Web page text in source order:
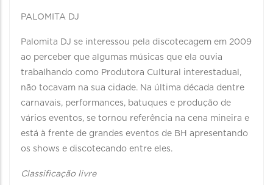
PALOMITA DJ
Palomita DJ se interessou pela discotecagem em 2009
ao perceber que algumas músicas que ela ouvia
trabalhando como Produtora Cultural interestadual,
não tocavam na sua cidade. Na última década dentre
carnavais, performances, batuques e produção de
vários eventos, se tornou referência na cena mineira e
está à frente de grandes eventos de BH apresentando
os shows e discotecando entre eles.
Classificação livre